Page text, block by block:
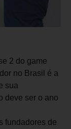
2 do game
no Brasil é a
sua
deve ser o ano
fundadores de